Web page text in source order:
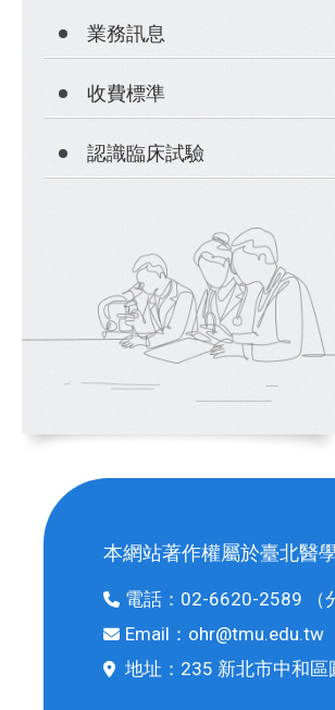
業務訊息
收費標準
認識臨床試驗
本網站著作權屬於臺北醫
電話： 02-6620-2589 （
Email： ohr@tmu.edu.tw
地址： 235 新北市中和區